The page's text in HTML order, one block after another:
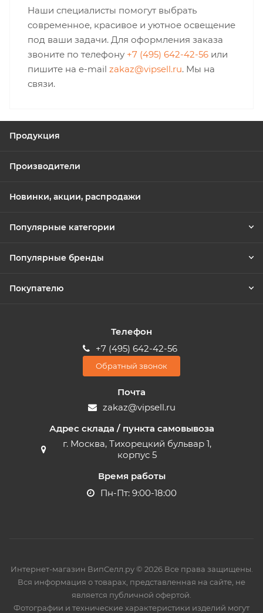
Наши специалисты помогут выбрать
современное, красивое и уютное освещение
под ваши задачи. Для оформления заказа
звоните по телефону +7 (495) 642-42-56 или
пишите на e-mail zakaz@vipsell.ru. Мы на
связи.
Продукция
Производители
Новинки, акции, распродажи
Популярные категории
Популярные бренды
Покупателю
Телефон
+7 (495) 642-42-56
Обратный звонок
Почта
zakaz@vipsell.ru
Адрес склада / пункта самовывоза
г. Москва, Тихорецкий бульвар 1,
корпус 5
Время работы
Пн-Пт: 9:00-18:00
Интернет-магазин ВипСелл.ру © 2026 Все права защищены.
Вся информация о товарах, представленная на сайте, не
является публичной офертой.
Фотографии и технические характеристики изделий могут